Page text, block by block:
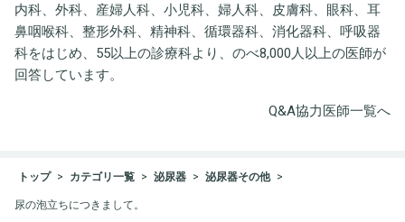
内科、外科、産婦人科、小児科、婦人科、皮膚科、眼科、耳
鼻咽喉科、整形外科、精神科、循環器科、消化器科、呼吸器
科をはじめ、55以上の診療科より、のべ8,000人以上の医師が
回答しています。
Q&A協力医師一覧へ
トップ カテゴリ一覧 泌尿器 泌尿器その他
尿の泡立ちにつきまして。